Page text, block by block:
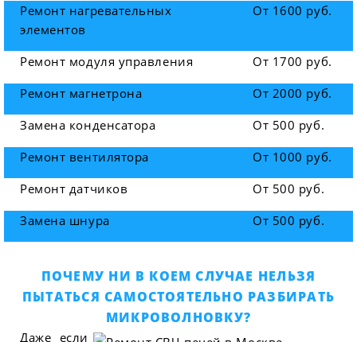
Ремонт нагревательных
элементов
От 1600 руб.
Ремонт модуля управления
От 1700 руб.
Ремонт магнетрона
От 2000 руб.
Замена конденсатора
От 500 руб.
Ремонт вентилятора
От 1000 руб.
Ремонт датчиков
От 500 руб.
Замена шнура
От 500 руб.
ПОЧЕМУ НИ В КОЕМ СЛУЧАЕ НЕЛЬЗЯ
ПЫТАТЬСЯ САМОСТОЯТЕЛЬНО РАЗБИРАТЬ
МИКРОВОЛНОВКУ?
Даже если